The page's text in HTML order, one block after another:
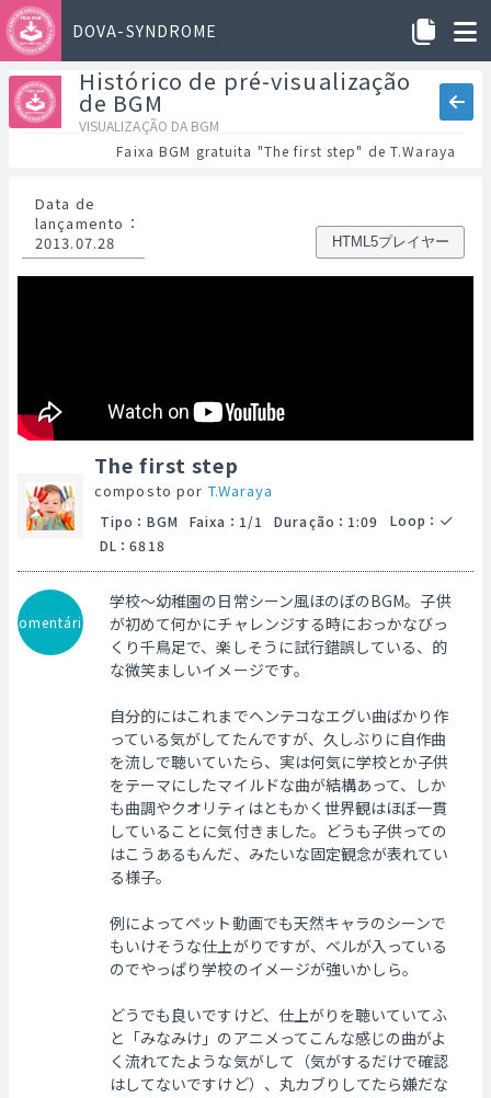
DOVA-SYNDROME
Histórico de pré-visualização
de BGM
VISUALIZAÇÃO DA BGM
Faixa BGM gratuita "The first step" de T.Waraya
Data de
lançamento ：
2013.07.28
HTML5プレイヤー
The first step
composto por T.Waraya
Tipo ： BGM Faixa ： 1/1 Duração ： 1:09 Loop ：
DL ： 6818
Comentário
学校～幼稚園の日常シーン風ほのぼのBGM。子供
が初めて何かにチャレンジする時におっかなびっ
くり千鳥足で、楽しそうに試行錯誤している、的
な微笑ましいイメージです。
自分的にはこれまでヘンテコなエグい曲ばかり作
っている気がしてたんですが、久しぶりに自作曲
を流しで聴いていたら、実は何気に学校とか子供
をテーマにしたマイルドな曲が結構あって、しか
も曲調やクオリティはともかく世界観はほぼ一貫
していることに気付きました。どうも子供っての
はこうあるもんだ、みたいな固定観念が表れてい
る様子。
例によってペット動画でも天然キャラのシーンで
もいけそうな仕上がりですが、ベルが入っている
のでやっぱり学校のイメージが強いかしら。
どうでも良いですけど、仕上がりを聴いていてふ
と「みなみけ」のアニメってこんな感じの曲がよ
く流れてたような気がして（気がするだけで確認
はしてないですけど）、丸カブりしてたら嫌だな